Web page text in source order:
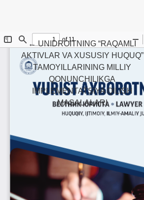
←Maqola tafsilotlariga qaytish
UNIDROITNING “RAQAMLI
AKTIVLAR VA XUSUSIY HUQUQ”
TAMOYILLARINING MILLIY
QONUNCHILIKGA
IMPLEMENTATSIYA QILISH
MASALALARI